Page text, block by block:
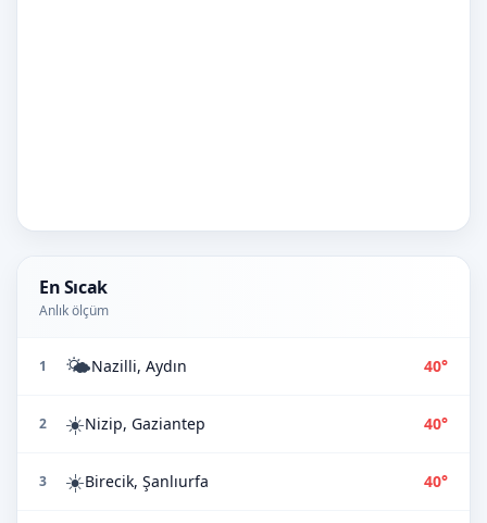
En Sıcak
Anlık ölçüm
1 🌤️Nazilli, Aydın 40°
2 ☀️Nizip, Gaziantep 40°
3 ☀️Birecik, Şanlıurfa 40°